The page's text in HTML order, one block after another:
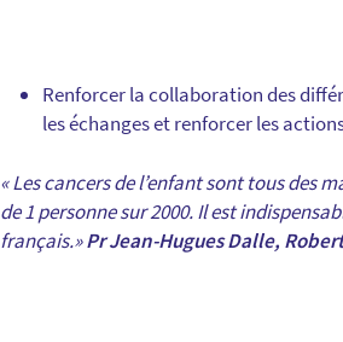
Renforcer la collaboration des
les échanges et renforcer les
« Les cancers de l’enfant sont tous des
de 1 personne sur 2000. Il est
français.»Pr Jean-Hugues Dalle,